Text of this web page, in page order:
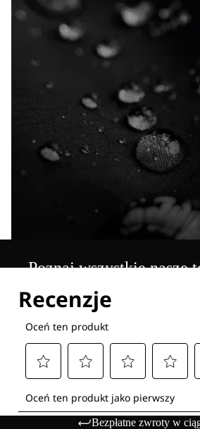
Poznaj wszystkie nasze
Bezpłatne zwroty w